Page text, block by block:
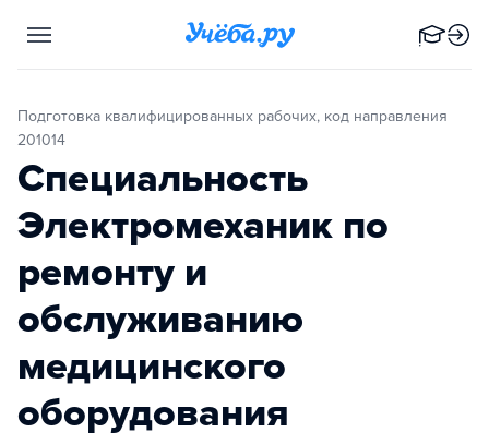
Подготовка квалифицированных рабочих, код направления
201014
Специальность
Электромеханик по
ремонту и
обслуживанию
медицинского
оборудования